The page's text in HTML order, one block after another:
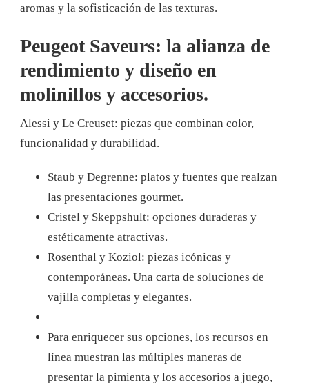
aromas y la sofisticación de las texturas.
Peugeot Saveurs: la alianza de
rendimiento y diseño en
molinillos y accesorios.
Alessi y Le Creuset: piezas que combinan color,
funcionalidad y durabilidad.
Staub y Degrenne: platos y fuentes que realzan
las presentaciones gourmet.
Cristel y Skeppshult: opciones duraderas y
estéticamente atractivas.
Rosenthal y Koziol: piezas icónicas y
contemporáneas. Una carta de soluciones de
vajilla completas y elegantes.
Para enriquecer sus opciones, los recursos en
línea muestran las múltiples maneras de
presentar la pimienta y los accesorios a juego,